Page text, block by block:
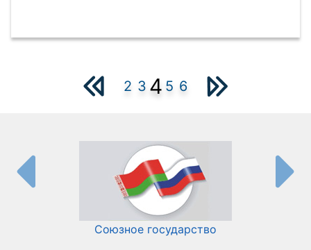
2 3 4 5 6
Союзное государство